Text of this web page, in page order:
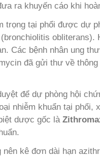
ra khuyến cáo khi
trọng tại phổi được dự
Các bệnh nhân ung
đã gửi thư về
để dự phòng hội
nhiễm khuẩn tại
dược gốc là
nên kê đơn dài hạn